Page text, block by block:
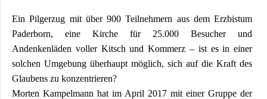
Ausschüsse
Pfarrer
und
Pfarrerinnen
Ein Pilgerzug mit über 900 Teilnehmern aus dem Erzbistum
Paderborn, eine Kirche für 25.000 Besucher und
Andenkenläden voller Kitsch und Kommerz – ist es in einer
solchen Umgebung überhaupt möglich, sich auf die Kraft des
Glaubens zu konzentrieren?
Morten Kampelmann hat im April 2017 mit einer Gruppe der